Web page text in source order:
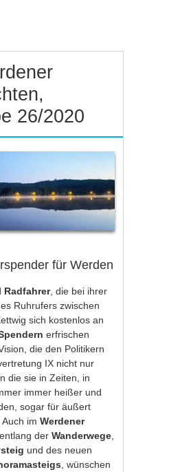
26/2020
für Werden
Radfahrer, die bei ihrer
Ruhrufers zwischen
sich kostenlos an
erfrischen
die den Politikern
IX nicht nur
die sie in Zeiten, in
immer heißer und
sogar für äußert
Auch imWerdener
derWanderwege
und des neuen
, wünschen